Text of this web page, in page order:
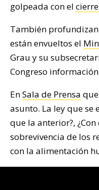
golpeada con el
También
están envueltos el
Grau y su
Congreso
EnSala de Prensa
asunto. La ley que se
que la anterior?,
sobrevivencia de los
con la alimentación